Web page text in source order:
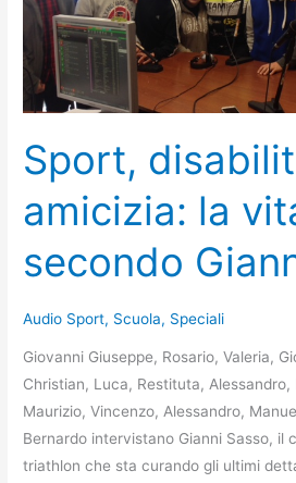
Sport,
amicizia: la
secondo
Audio Sport, Scuola, Speciali
Giovanni Giuseppe, Rosario, Valeria,
Christian, Luca, Restituta,
Maurizio, Vincenzo, Alessandro,
Bernardo intervistano Gianni Sasso, il
triathlon che sta curando gli ultimi